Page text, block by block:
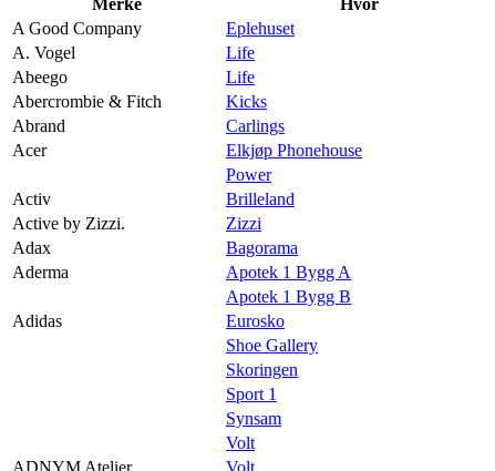
Inspirasjon
Praktisk informasjon
Ledige stillinger
A Good Company
Eplehuset
A. Vogel
Life
Abeego
Life
Abercrombie & Fitch
Kicks
Abrand
Carlings
Acer
Elkjøp Phonehouse
Power
Activ
Brilleland
Active by Zizzi.
Zizzi
Adax
Bagorama
Aderma
Apotek 1 Bygg A
Apotek 1 Bygg B
Adidas
Eurosko
Shoe Gallery
Skoringen
Sport 1
Synsam
Volt
ADNYM Atelier
Volt